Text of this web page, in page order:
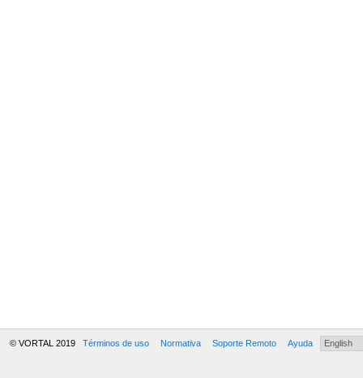
© VORTAL 2019 Términos de uso Normativa Soporte Remoto Ayuda